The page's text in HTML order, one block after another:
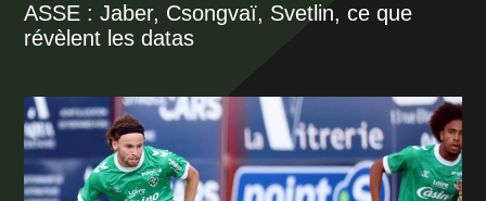
ASSE : Jaber, Csongvaï, Svetlin, ce que
révèlent les datas